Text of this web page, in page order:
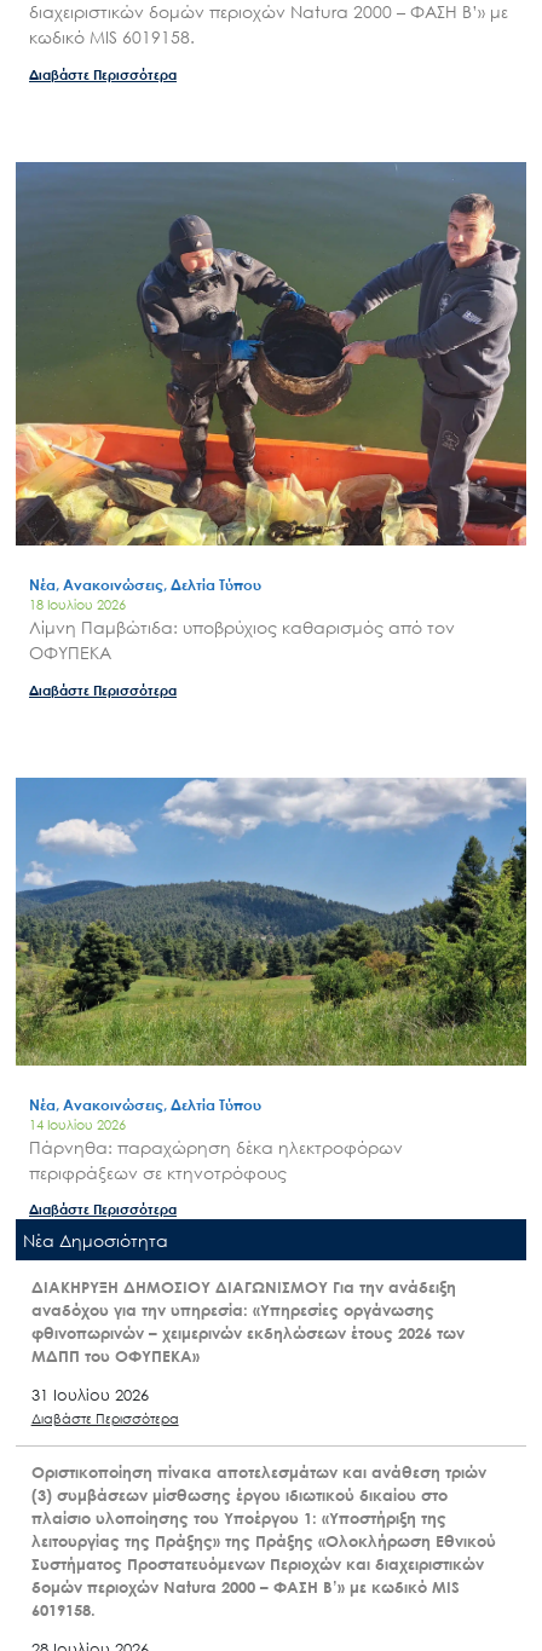
Search
Ο.ΦΥ.ΠΕ.Κ.Α.
Νέα – Δημοσιότητα
Άξονες δράσης
Μ.Δ.Π.Π.
Έργα
Εισιτήρια
διαχειριστικών δομών περιοχών Natura 2000 – ΦΑΣΗ Β’» με
κωδικό MIS 6019158.
Διαβάστε Περισσότερα
Νέα, Ανακοινώσεις, Δελτία Τύπου
18 Ιουλίου 2026
Λίμνη Παμβώτιδα: υποβρύχιος καθαρισμός από τον
ΟΦΥΠΕΚΑ
Διαβάστε Περισσότερα
Νέα, Ανακοινώσεις, Δελτία Τύπου
14 Ιουλίου 2026
Πάρνηθα: παραχώρηση δέκα ηλεκτροφόρων
περιφράξεων σε κτηνοτρόφους
Διαβάστε Περισσότερα
Nέα Δημοσιότητα
ΔΙΑΚΗΡΥΞΗ ΔΗΜΟΣΙΟΥ ΔΙΑΓΩΝΙΣΜΟΥ Για την ανάδειξη
αναδόχου για την υπηρεσία: «Υπηρεσίες οργάνωσης
φθινοπωρινών – χειμερινών εκδηλώσεων έτους 2026 των
ΜΔΠΠ του ΟΦΥΠΕΚΑ»
31 Ιουλίου 2026
Διαβάστε Περισσότερα
Οριστικοποίηση πίνακα αποτελεσμάτων και ανάθεση τριών
(3) συμβάσεων μίσθωσης έργου ιδιωτικού δικαίου στο
πλαίσιο υλοποίησης του Υποέργου 1: «Υποστήριξη της
λειτουργίας της Πράξης» της Πράξης «Ολοκλήρωση Εθνικού
Συστήματος Προστατευόμενων Περιοχών και διαχειριστικών
δομών περιοχών Natura 2000 – ΦΑΣΗ Β’» με κωδικό MIS
6019158.